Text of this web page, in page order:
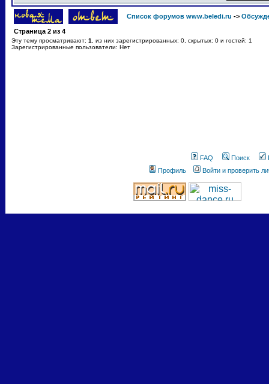
Список форумов www.beledi.ru ->
Страница 2 из 4
Эту тему просматривают: 1
, из них зарегистрированных: 0, скрытых: 0 и гостей: 1
Зарегистрированные пользователи: Нет
FAQ Поиск
Профиль
Войти и проверить